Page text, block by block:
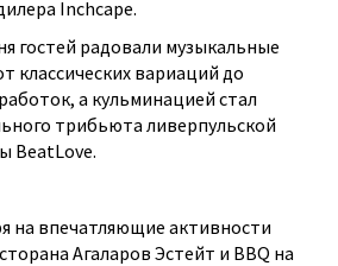
Inchcape.
гостей радовали музыкальные
классических вариаций до
а кульминацией стал
трибьюта ливерпульской
BeatLove.
на впечатляющие активности
Агаларов Эстейт и BBQ на